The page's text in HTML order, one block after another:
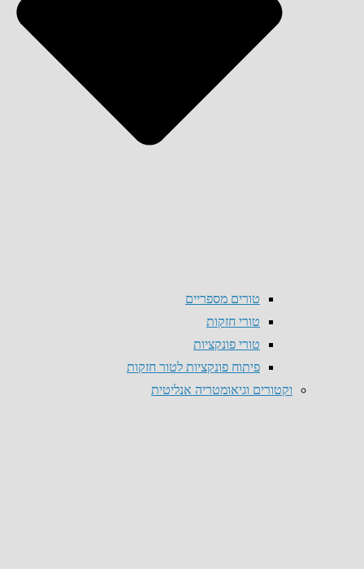
טורים מספריים
טורי חזקות
טורי פונקציות
פיתוח פונקציות לטור חזקות
וקטורים וגיאומטריה אנליטית